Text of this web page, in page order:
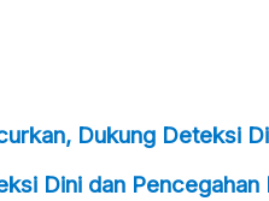
Dukung Deteksi
Dini dan